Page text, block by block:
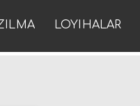
LOYIHALAR